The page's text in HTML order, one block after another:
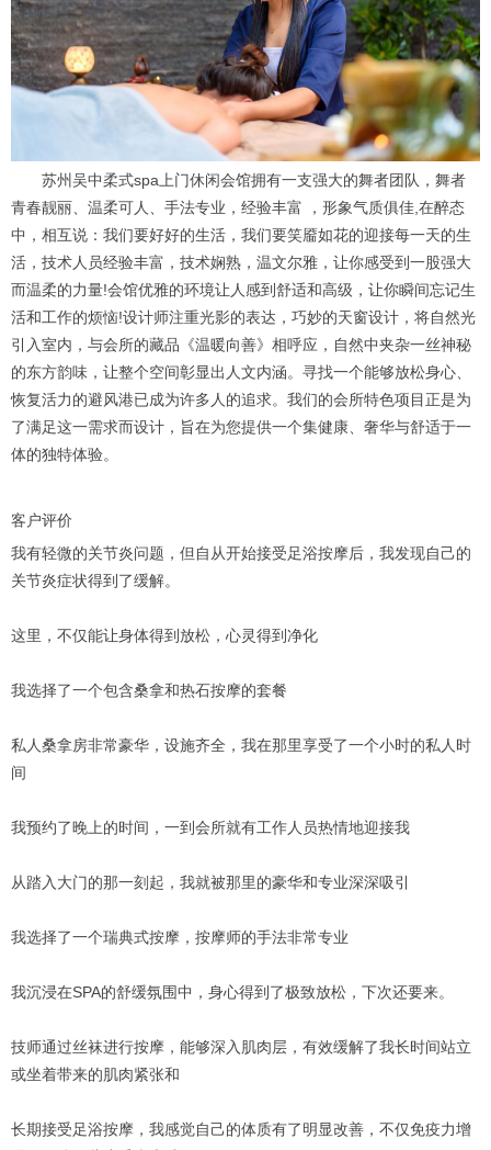
苏州吴中柔式spa上门休闲会馆拥有一支强大的舞者团队，舞者
青春靓丽、温柔可人、手法专业，经验丰富 ，形象气质俱佳,在醉态
中，相互说：我们要好好的生活，我们要笑靥如花的迎接每一天的生
活，技术人员经验丰富，技术娴熟，温文尔雅，让你感受到一股强大
而温柔的力量!会馆优雅的环境让人感到舒适和高级，让你瞬间忘记生
活和工作的烦恼!设计师注重光影的表达，巧妙的天窗设计，将自然光
引入室内，与会所的藏品《温暖向善》相呼应，自然中夹杂一丝神秘
的东方韵味，让整个空间彰显出人文内涵。寻找一个能够放松身心、
恢复活力的避风港已成为许多人的追求。我们的会所特色项目正是为
了满足这一需求而设计，旨在为您提供一个集健康、奢华与舒适于一
体的独特体验。
客户评价
我有轻微的关节炎问题，但自从开始接受足浴按摩后，我发现自己的
关节炎症状得到了缓解。
这里，不仅能让身体得到放松，心灵得到净化
我选择了一个包含桑拿和热石按摩的套餐
私人桑拿房非常豪华，设施齐全，我在那里享受了一个小时的私人时
间
我预约了晚上的时间，一到会所就有工作人员热情地迎接我
从踏入大门的那一刻起，我就被那里的豪华和专业深深吸引
我选择了一个瑞典式按摩，按摩师的手法非常专业
我沉浸在SPA的舒缓氛围中，身心得到了极致放松，下次还要来。
技师通过丝袜进行按摩，能够深入肌肉层，有效缓解了我长时间站立
或坐着带来的肌肉紧张和
长期接受足浴按摩，我感觉自己的体质有了明显改善，不仅免疫力增